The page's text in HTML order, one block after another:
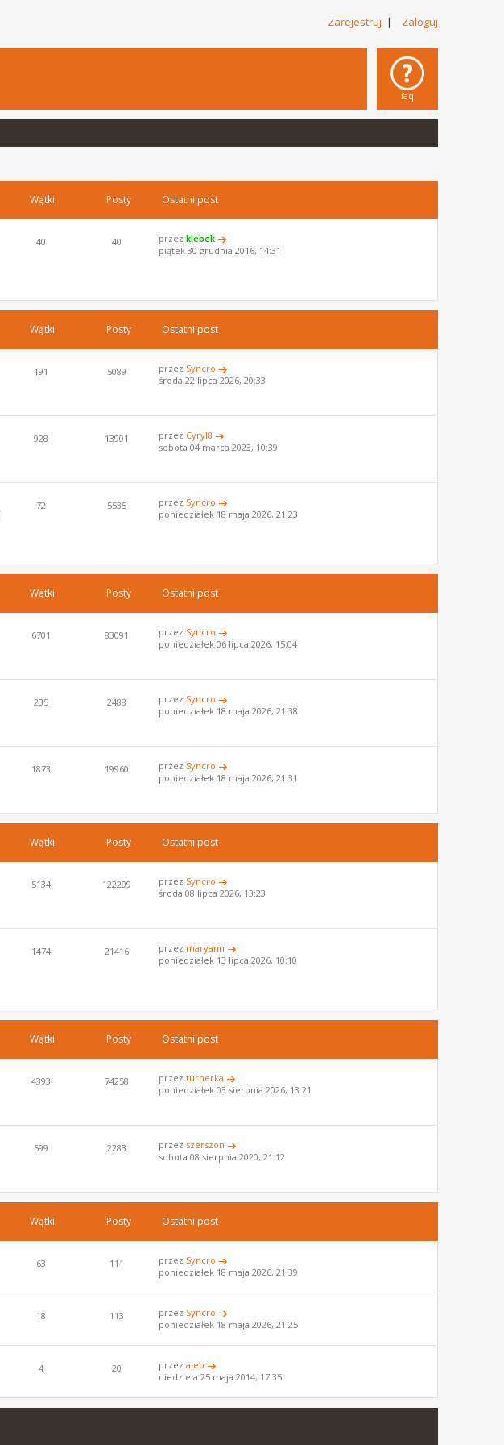
Zarejestruj | Zaloguj
faq
Wątki Posty Ostatni post
40 40 przezklebek
piątek 30 grudnia 2016, 14:31
Wątki Posty Ostatni post
191 5089 przez Syncro
środa 22 lipca 2026, 20:33
928 13901 przez Cyryl8
sobota 04 marca 2023, 10:39
72 5535 przez Syncro
poniedziałek 18 maja 2026, 21:23
Wątki Posty Ostatni post
6701 83091 przez Syncro
poniedziałek 06 lipca 2026, 15:04
235 2488 przez Syncro
poniedziałek 18 maja 2026, 21:38
1873 19960 przez Syncro
poniedziałek 18 maja 2026, 21:31
Wątki Posty Ostatni post
5134 122209 przez Syncro
środa 08 lipca 2026, 13:23
1474 21416 przez maryann
poniedziałek 13 lipca 2026, 10:10
Wątki Posty Ostatni post
4393 74258 przezturnerka
poniedziałek 03 sierpnia 2026, 13:21
599 2283 przez szerszon
sobota 08 sierpnia 2020, 21:12
Wątki Posty Ostatni post
63 111 przez Syncro
poniedziałek 18 maja 2026, 21:39
18 113 przez Syncro
poniedziałek 18 maja 2026, 21:25
4 20 przezaleo
niedziela 25 maja 2014, 17:35